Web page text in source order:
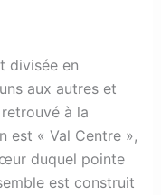
divisée en
aux autres et
à la
est « Val Centre »,
duquel pointe
est construit